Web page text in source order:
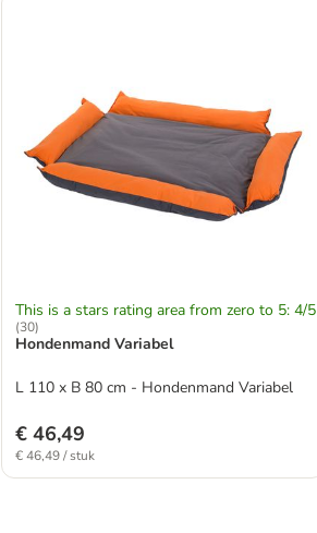
This is a stars rating area from zero to 5: 4/5
(30)
Hondenmand Variabel
L 110 x B 80 cm - Hondenmand Variabel
€ 46,49
€ 46,49 / stuk